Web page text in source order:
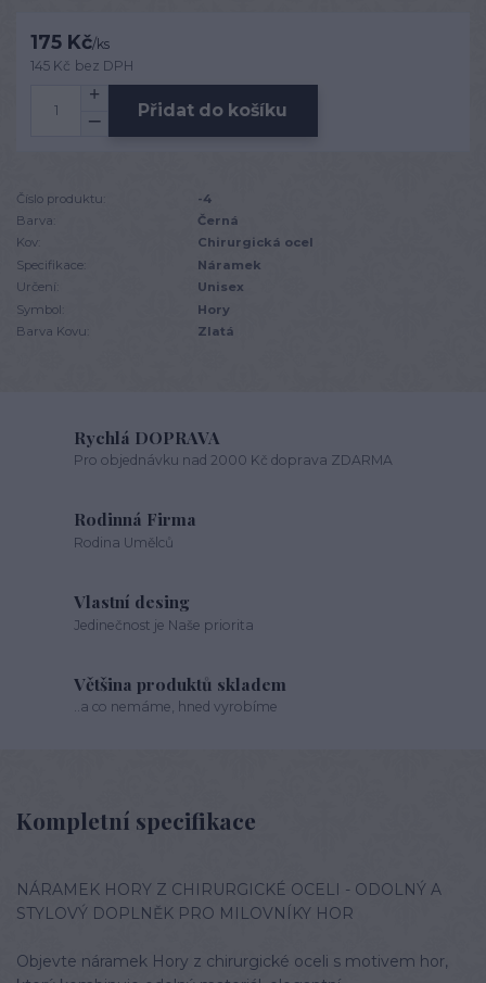
175 Kč/ks
145 Kč bez DPH
Přidat do košíku
Číslo produktu:
-4
Barva:
Černá
Kov:
Chirurgická ocel
Specifikace:
Náramek
Určení:
Unisex
Symbol:
Hory
Barva Kovu:
Zlatá
Rychlá DOPRAVA
Pro objednávku nad 2000 Kč doprava ZDARMA
Rodinná Firma
Rodina Umělců
Vlastní desing
Jedinečnost je Naše priorita
Většina produktů skladem
..a co nemáme, hned vyrobíme
Kompletní specifikace
NÁRAMEK HORY Z CHIRURGICKÉ OCELI - ODOLNÝ A
STYLOVÝ DOPLNĚK PRO MILOVNÍKY HOR
Objevte náramek Hory z chirurgické oceli s motivem hor,